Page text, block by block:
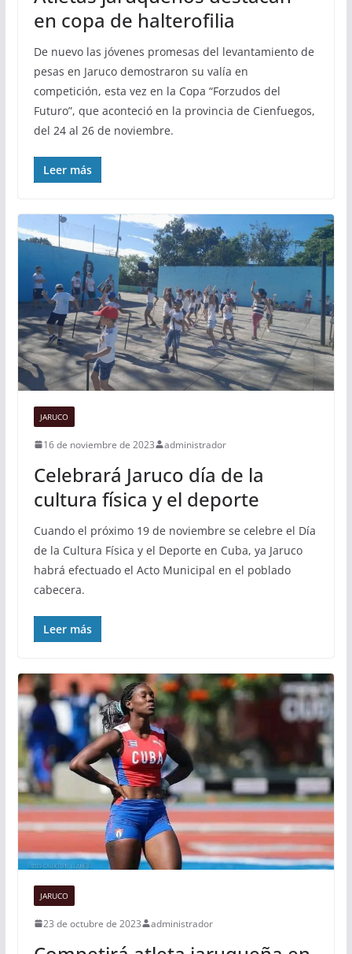
en copa de halterofilia
De nuevo las jóvenes promesas del levantamiento de
pesas en Jaruco demostraron su valía en
competición, esta vez en la Copa “Forzudos del
Futuro”, que aconteció en la provincia de Cienfuegos,
del 24 al 26 de noviembre.
Leer más
JARUCO
16 de noviembre de 2023 administrador
Celebrará Jaruco día de la
cultura física y el deporte
Cuando el próximo 19 de noviembre se celebre el Día
de la Cultura Física y el Deporte en Cuba, ya Jaruco
habrá efectuado el Acto Municipal en el poblado
cabecera.
Leer más
JARUCO
23 de octubre de 2023 administrador